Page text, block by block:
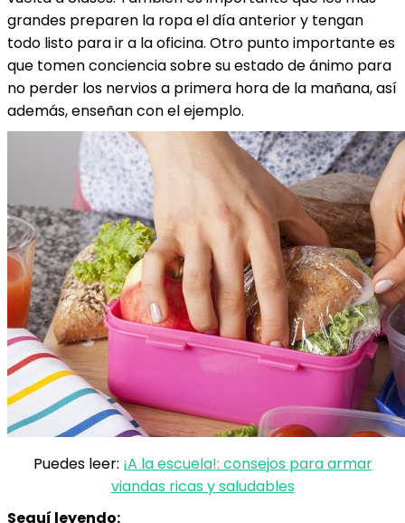
grandes preparen la ropa el día anterior y tengan
todo listo para ir a la oficina. Otro punto importante es
que tomen conciencia sobre su estado de ánimo para
no perder los nervios a primera hora de la mañana, así
además, enseñan con el ejemplo.
Puedes leer: ¡A la escuela!: consejos para armar
viandas ricas y saludables
Seguí leyendo: